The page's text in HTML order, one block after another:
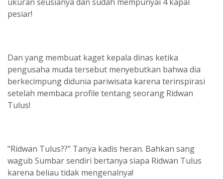
pesiar!
Dan yang membuat kaget kepala dinas ketika
pengusaha muda tersebut menyebutkan bahwa dia
berkecimpung didunia pariwisata karena terinspirasi
setelah membaca profile tentang seorang Ridwan
Tulus!
"Ridwan Tulus??" Tanya kadis heran. Bahkan sang
wagub Sumbar sendiri bertanya siapa Ridwan Tulus
karena beliau tidak mengenalnya!